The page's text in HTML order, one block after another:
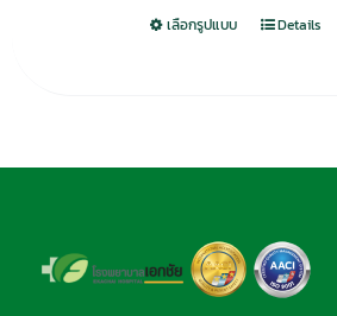
750.00฿.
เลือกรูปแบบ Details